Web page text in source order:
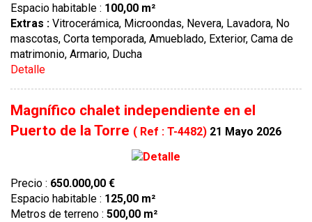
Espacio habitable : 100,00 m²
Extras : Vitrocerámica, Microondas, Nevera, Lavadora, No
mascotas, Corta temporada, Amueblado, Exterior, Cama de
matrimonio, Armario, Ducha
Detalle
Magnífico chalet independiente en el
Puerto de la Torre ( Ref : T-4482) 21 Mayo 2026
Precio : 650.000,00 €
Espacio habitable : 125,00 m²
Metros de terreno : 500,00 m²